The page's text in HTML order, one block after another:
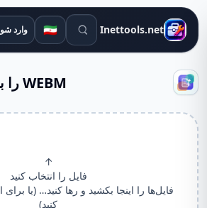
Inettools.net ابزارهای جستجو
🇮🇷 وارد
WEBM را به AAC تبدیل کنید
↑
فایل را انتخاب کنید
فایل‌ها را اینجا بکشید و رها کنید… (یا
کنید)